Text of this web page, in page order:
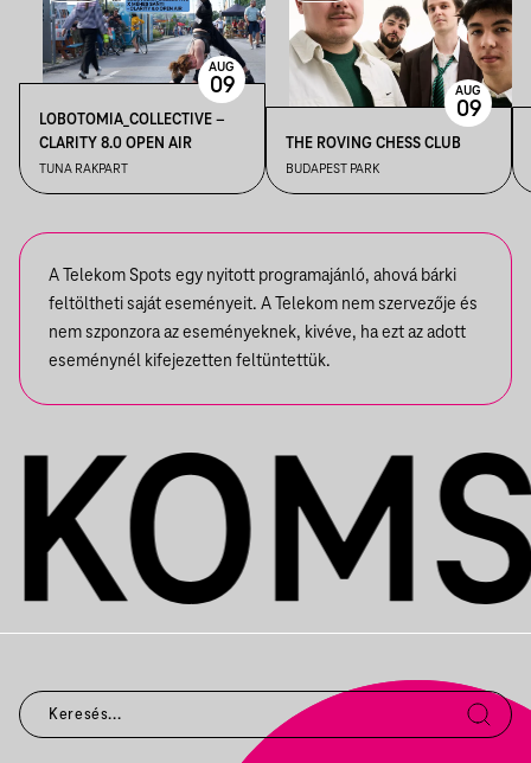
LOBOTOMIA_COLLECTIVE –
CLARITY 8.0 OPEN AIR
TUNA RAKPART
AUG
09
THE ROVING CHESS CLUB
BUDAPEST PARK
AUG
09
A Telekom Spots egy nyitott programajánló, ahová bárki
feltöltheti saját eseményeit. A Telekom nem szervezője és
nem szponzora az eseményeknek, kivéve, ha ezt az adott
eseménynél kifejezetten feltüntettük.